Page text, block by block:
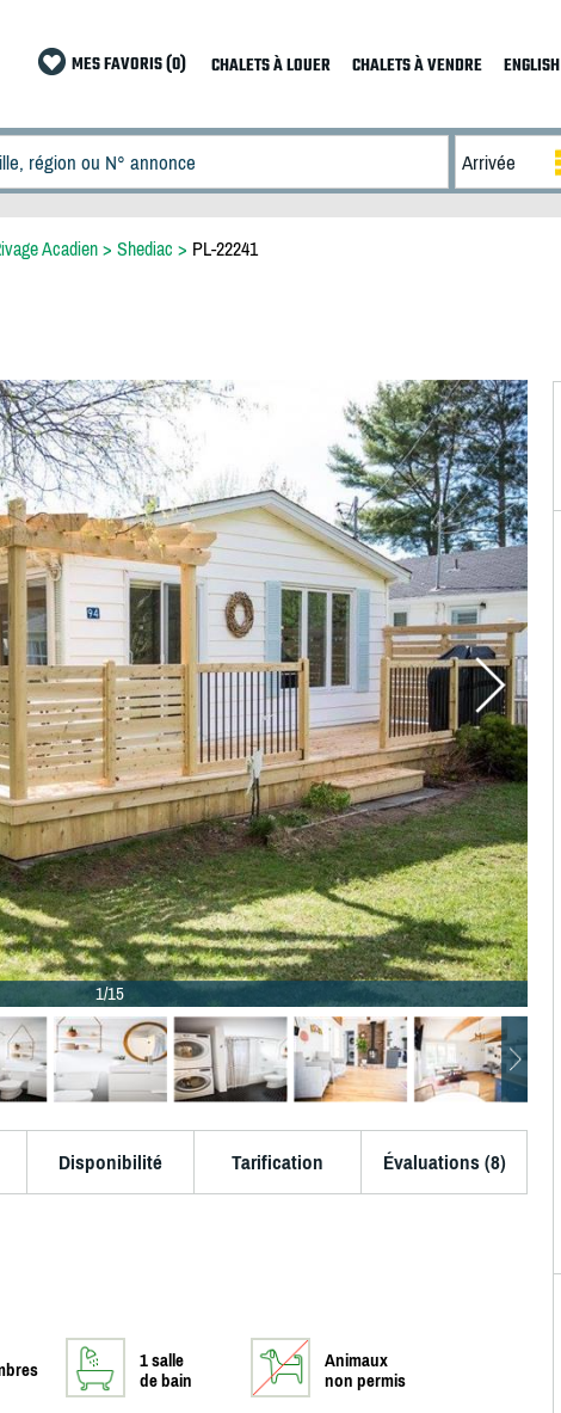
MES FAVORIS (0) CHALETS À LOUER CHALETS À VENDRE ENGLISH
Acadien > Shediac > PL-22241
1/15
Disponibilité Tarification Évaluations (8)
1 salle
de bain
Animaux
non permis